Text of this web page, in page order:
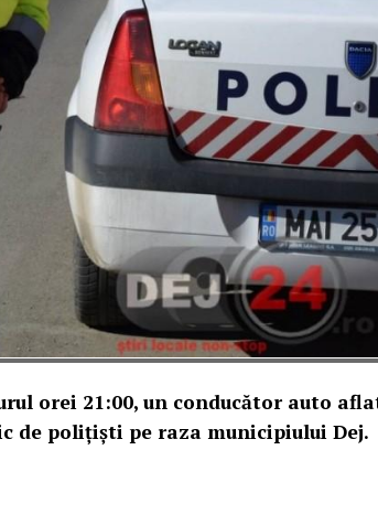
orei 21:00, un conducător auto
de poliţişti pe raza municipiului Dej.